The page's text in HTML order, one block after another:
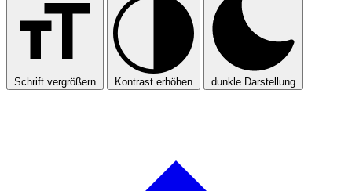
Schrift vergrößern Kontrast erhöhen dunkle Darstellung